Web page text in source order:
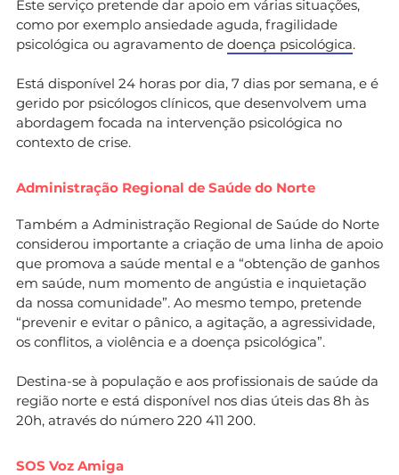
Este serviço pretende dar apoio em várias situações,
como por exemplo ansiedade aguda, fragilidade
psicológica ou agravamento de doença psicológica.
Está disponível 24 horas por dia, 7 dias por semana, e é
gerido por psicólogos clínicos, que desenvolvem uma
abordagem focada na intervenção psicológica no
contexto de crise.
Administração Regional de Saúde do Norte
Também a Administração Regional de Saúde do Norte
considerou importante a criação de uma linha de apoio
que promova a saúde mental e a “obtenção de ganhos
em saúde, num momento de angústia e inquietação
da nossa comunidade”. Ao mesmo tempo, pretende
“prevenir e evitar o pânico, a agitação, a agressividade,
os conflitos, a violência e a doença psicológica”.
Destina-se à população e aos profissionais de saúde da
região norte e está disponível nos dias úteis das 8h às
20h, através do número 220 411 200.
SOS Voz Amiga